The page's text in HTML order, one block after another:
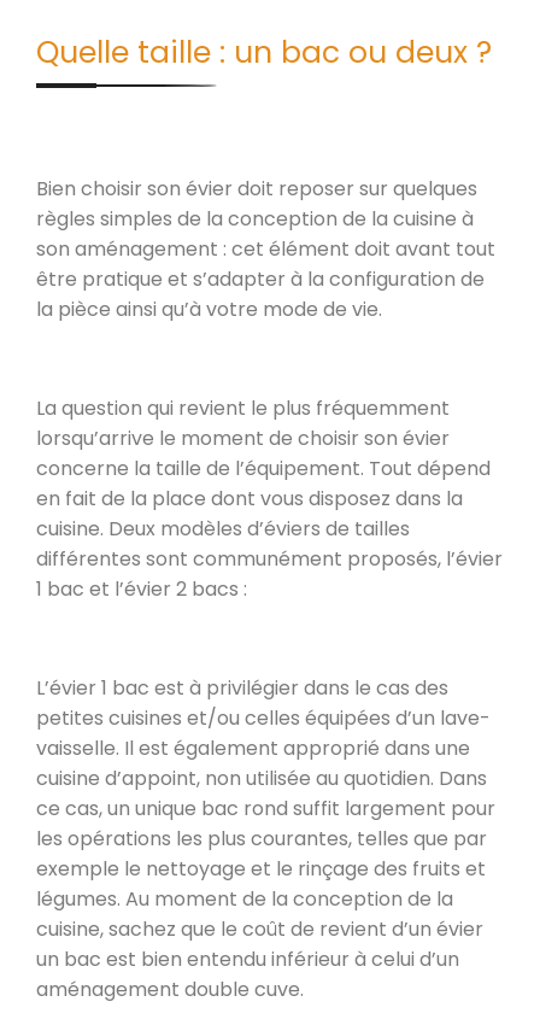
Quelle taille : un bac ou deux ?
Bien choisir son évier doit reposer sur quelques
règles simples de la conception de la cuisine à
son aménagement : cet élément doit avant tout
être pratique et s’adapter à la configuration de
la pièce ainsi qu’à votre mode de vie.
La question qui revient le plus fréquemment
lorsqu’arrive le moment de choisir son évier
concerne la taille de l’équipement. Tout dépend
en fait de la place dont vous disposez dans la
cuisine. Deux modèles d’éviers de tailles
différentes sont communément proposés, l’évier
1 bac et l’évier 2 bacs :
L’évier 1 bac est à privilégier dans le cas des
petites cuisines et/ou celles équipées d’un lave-
vaisselle. Il est également approprié dans une
cuisine d’appoint, non utilisée au quotidien. Dans
ce cas, un unique bac rond suffit largement pour
les opérations les plus courantes, telles que par
exemple le nettoyage et le rinçage des fruits et
légumes. Au moment de la conception de la
cuisine, sachez que le coût de revient d’un évier
un bac est bien entendu inférieur à celui d’un
aménagement double cuve.